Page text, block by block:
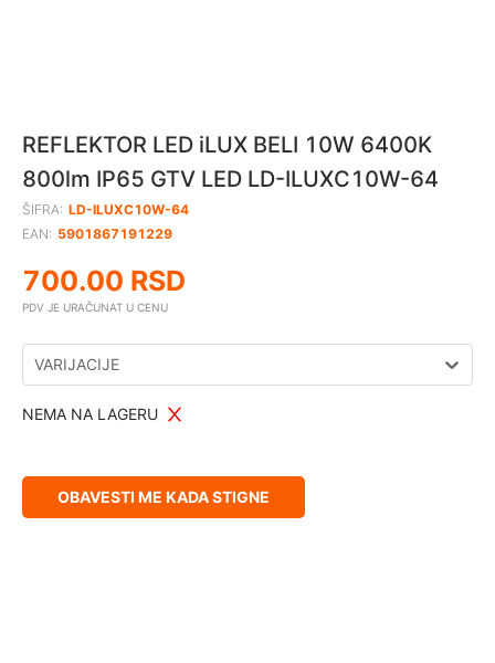
REFLEKTOR LED iLUX BELI 10W 6400K
800lm IP65 GTV LED LD-ILUXC10W-64
ŠIFRA: LD-ILUXC10W-64
EAN: 5901867191229
700.00 RSD
PDV JE URAČUNAT U CENU
VARIJACIJE
NEMA NA LAGERU
OBAVESTI ME KADA STIGNE